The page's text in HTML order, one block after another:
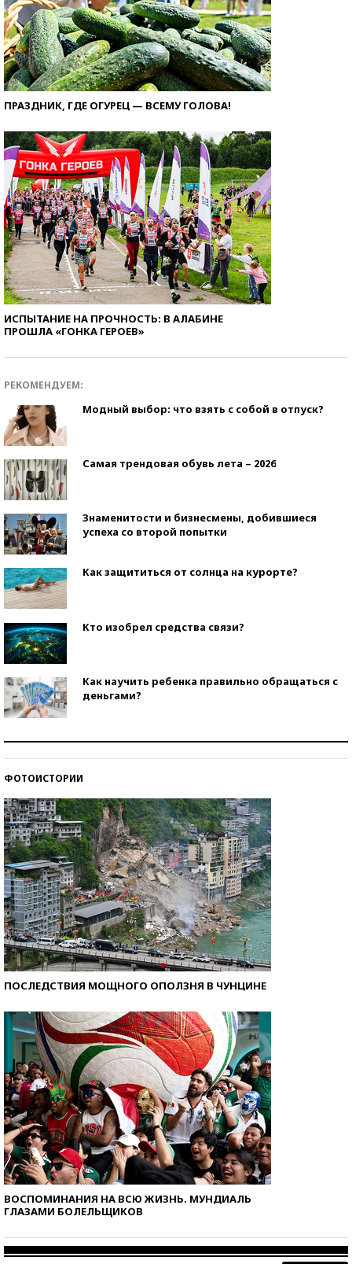
ПРАЗДНИК, ГДЕ ОГУРЕЦ — ВСЕМУ ГОЛОВА!
ИСПЫТАНИЕ НА ПРОЧНОСТЬ: В АЛАБИНЕ
ПРОШЛА «ГОНКА ГЕРОЕВ»
РЕКОМЕНДУЕМ:
Модный выбор: что взять с собой в отпуск?
Самая трендовая обувь лета – 2026
Знаменитости и бизнесмены, добившиеся
успеха со второй попытки
Как защититься от солнца на курорте?
Кто изобрел средства связи?
Как научить ребенка правильно обращаться с
деньгами?
ФОТОИСТОРИИ
ПОСЛЕДСТВИЯ МОЩНОГО ОПОЛЗНЯ В ЧУНЦИНЕ
ВОСПОМИНАНИЯ НА ВСЮ ЖИЗНЬ. МУНДИАЛЬ
ГЛАЗАМИ БОЛЕЛЬЩИКОВ